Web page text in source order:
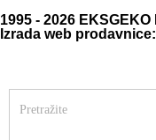
1995 - 2026
Izrada web